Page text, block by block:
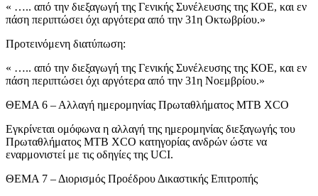
« ….. από την διεξαγωγή της Γενικής Συνέλευσης της ΚΟΕ, και εν
πάση περιπτώσει όχι αργότερα από την 31η Οκτωβρίου.»
Προτεινόμενη διατύπωση:
« ….. από την διεξαγωγή της Γενικής Συνέλευσης της ΚΟΕ, και εν
πάση περιπτώσει όχι αργότερα από την 31η Νοεμβρίου.»
ΘΕΜΑ 6 – Αλλαγή ημερομηνίας Πρωταθλήματος MTB XCO
Εγκρίνεται ομόφωνα η αλλαγή της ημερομηνίας διεξαγωγής του
Πρωταθλήματος MTB XCO κατηγορίας ανδρών ώστε να
εναρμονιστεί με τις οδηγίες της UCI.
ΘΕΜΑ 7 – Διορισμός Προέδρου Δικαστικής Επιτροπής